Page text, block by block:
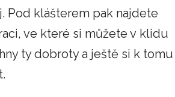
Pod klášterem pak najdete
ve které si můžete v klidu
ty dobroty a ještě si k tomu